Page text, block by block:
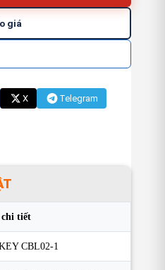
giá
X Telegram
chi tiết
CBL02-1